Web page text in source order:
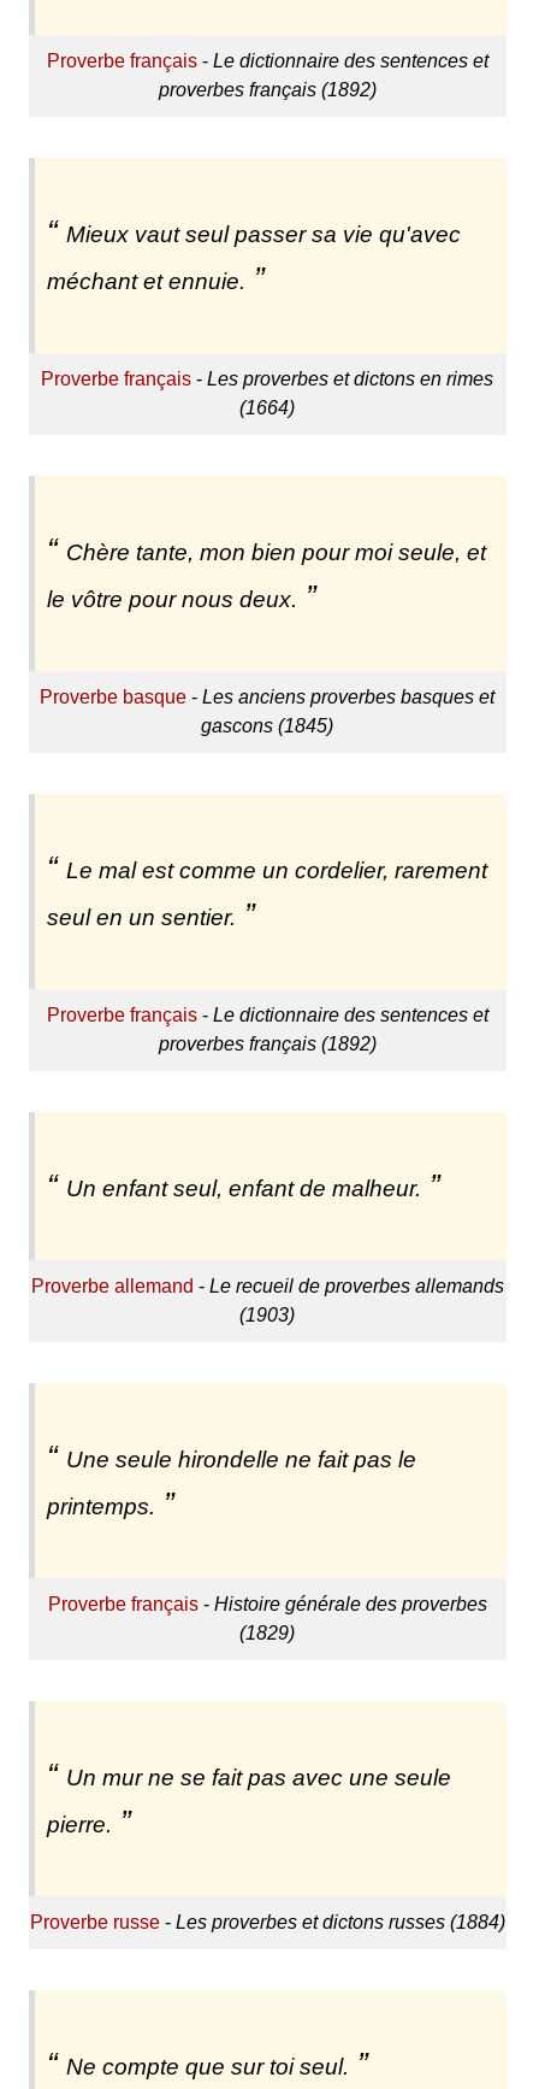
Proverbe français- Le dictionnaire des sentences et
proverbes français (1892)
Mieux vaut seul passer sa vie qu'avec
méchant et ennuie.
Proverbe français -Les proverbes et dictons en rimes
(1664)
Chère tante, mon bien pour moi seule, et
le vôtre pour nous deux.
Proverbe basque -Les anciens proverbes basques et
gascons (1845)
Le mal est comme un cordelier, rarement
seul en un sentier.
Proverbe français- Le dictionnaire des sentences et
proverbes français (1892)
Un enfant seul, enfant de malheur.
Proverbe allemand - Le recueil de proverbes allemands
(1903)
Une seule hirondelle ne fait pas le
printemps.
Proverbe français- Histoire générale des proverbes
(1829)
Un mur ne se fait pas avec une seule
pierre.
Proverbe russe- Les proverbes et dictons russes (1884)
Ne compte que sur toi seul.